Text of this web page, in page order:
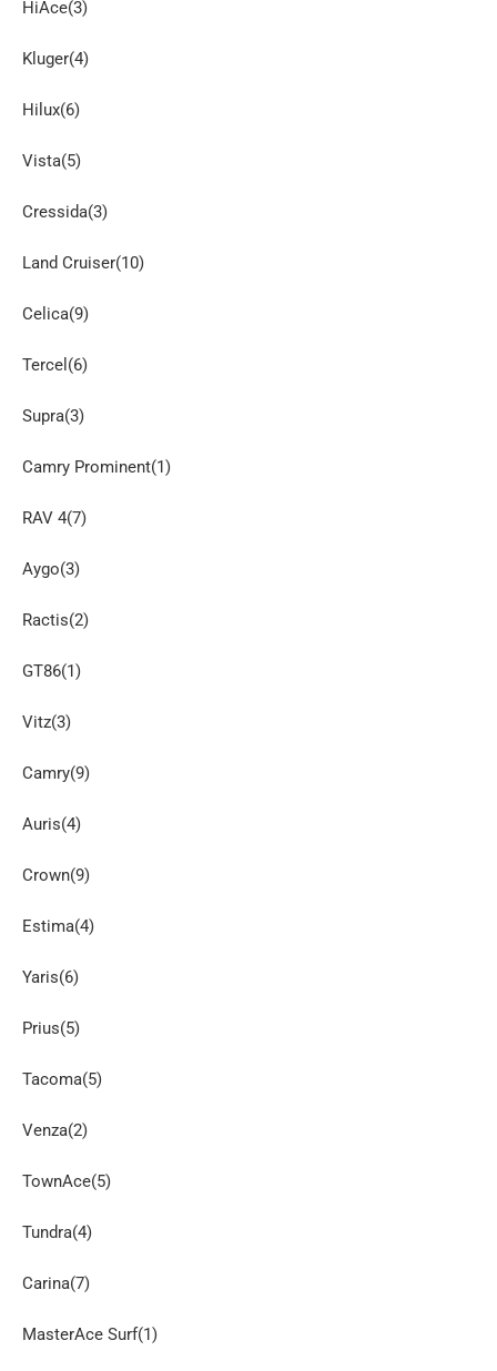
HiAce(3)
Kluger(4)
Hilux(6)
Vista(5)
Cressida(3)
Land Cruiser(10)
Celica(9)
Tercel(6)
Supra(3)
Camry Prominent(1)
RAV 4(7)
Aygo(3)
Ractis(2)
GT86(1)
Vitz(3)
Camry(9)
Auris(4)
Crown(9)
Estima(4)
Yaris(6)
Prius(5)
Tacoma(5)
Venza(2)
TownAce(5)
Tundra(4)
Carina(7)
MasterAce Surf(1)